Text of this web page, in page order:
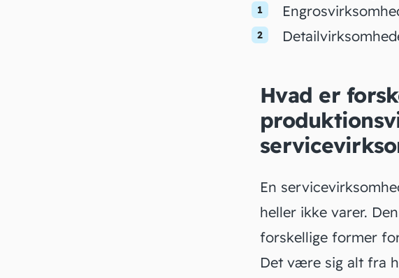
Hvad er
En
heller ikke varer.
forskellige former
Det være sig alt fra